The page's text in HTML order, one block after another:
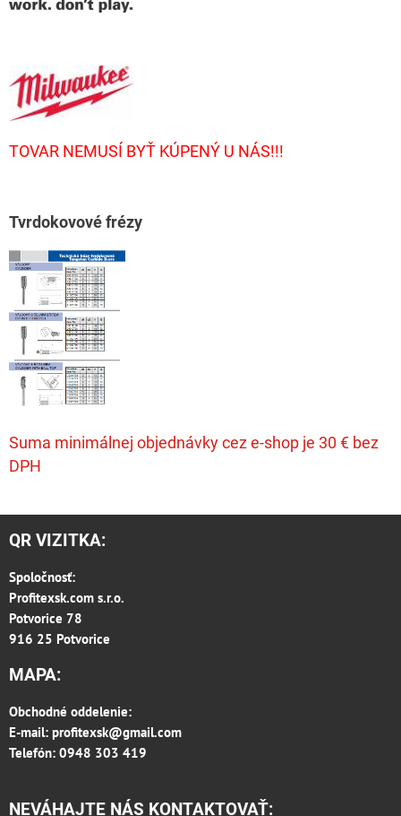
TOVAR NEMUSÍ BYŤ KÚPENÝ U NÁS!!!
Tvrdokovové frézy
Suma minimálnej objednávky cez e-shop je 30 € bez
DPH
QR VIZITKA:
Spoločnosť:
Profitexsk.com s.r.o.
Potvorice 78
916 25 Potvorice
MAPA:
Obchodné oddelenie:
E-mail: profitexsk@gmail.com
Telefón: 0948 303 419
NEVÁHAJTE NÁS KONTAKTOVAŤ: